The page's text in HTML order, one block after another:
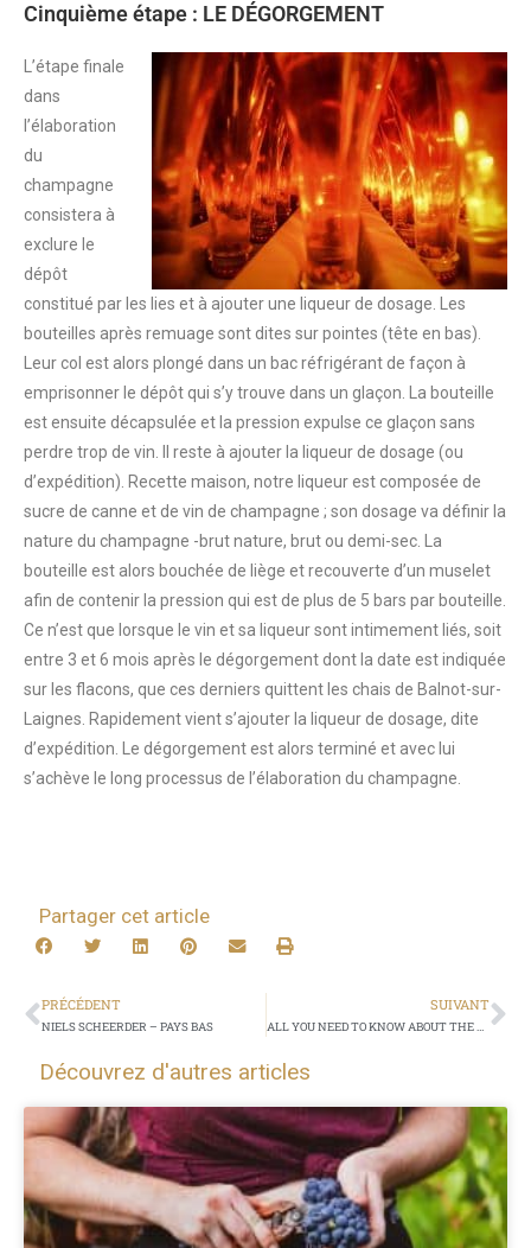
Cinquième étape : LE DÉGORGEMENT
L’étape finale
dans
l’élaboration
du
champagne
consistera à
exclure le
dépôt
constitué par les lies et à ajouter une liqueur de dosage. Les
bouteilles après remuage sont dites sur pointes (tête en bas).
Leur col est alors plongé dans un bac réfrigérant de façon à
emprisonner le dépôt qui s’y trouve dans un glaçon. La bouteille
est ensuite décapsulée et la pression expulse ce glaçon sans
perdre trop de vin. Il reste à ajouter la liqueur de dosage (ou
d’expédition). Recette maison, notre liqueur est composée de
sucre de canne et de vin de champagne ; son dosage va définir la
nature du champagne -brut nature, brut ou demi-sec. La
bouteille est alors bouchée de liège et recouverte d’un muselet
afin de contenir la pression qui est de plus de 5 bars par bouteille.
Ce n’est que lorsque le vin et sa liqueur sont intimement liés, soit
entre 3 et 6 mois après le dégorgement dont la date est indiquée
sur les flacons, que ces derniers quittent les chais de Balnot-sur-
Laignes. Rapidement vient s’ajouter la liqueur de dosage, dite
d’expédition. Le dégorgement est alors terminé et avec lui
s’achève le long processus de l’élaboration du champagne.
Partager cet article
PRÉCÉDENT
NIELS SCHEERDER – PAYS BAS
SUIVANT
ALL YOU NEED TO KNOW ABOUT THE CHAMPAGNE METHOD
Découvrez d'autres articles